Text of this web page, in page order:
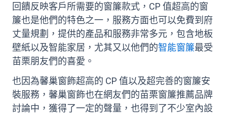
回饋反映客戶所需要的窗簾款式，CP 值超高的窗
簾也是他們的特色之一，服務方面也可以免費到府
丈量規劃，提供的產品和服務非常多元，包含地板
壁紙以及智能家居，尤其又以他們的智能窗簾最受
苗栗朋友們的喜愛。
也因為馨巢窗飾超高的 CP 值以及超完善的窗簾安
裝服務，馨巢窗飾也在網友們的苗栗窗簾推薦品牌
討論中，獲得了一定的聲量，也得到了不少室內設